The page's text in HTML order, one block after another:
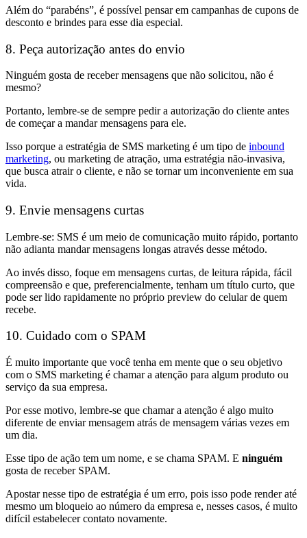
Além do “parabéns”, é possível pensar em campanhas de cupons de
desconto e brindes para esse dia especial.
8. Peça autorização antes do envio
Ninguém gosta de receber mensagens que não solicitou, não é
mesmo?
Portanto, lembre-se de sempre pedir a autorização do cliente antes
de começar a mandar mensagens para ele.
Isso porque a estratégia de SMS marketing é um tipo de inbound
marketing, ou marketing de atração, uma estratégia não-invasiva,
que busca atrair o cliente, e não se tornar um inconveniente em sua
vida.
9. Envie mensagens curtas
Lembre-se: SMS é um meio de comunicação muito rápido, portanto
não adianta mandar mensagens longas através desse método.
Ao invés disso, foque em mensagens curtas, de leitura rápida, fácil
compreensão e que, preferencialmente, tenham um título curto, que
pode ser lido rapidamente no próprio preview do celular de quem
recebe.
10. Cuidado com o SPAM
É muito importante que você tenha em mente que o seu objetivo
com o SMS marketing é chamar a atenção para algum produto ou
serviço da sua empresa.
Por esse motivo, lembre-se que chamar a atenção é algo muito
diferente de enviar mensagem atrás de mensagem várias vezes em
um dia.
Esse tipo de ação tem um nome, e se chama SPAM. E ninguém
gosta de receber SPAM.
Apostar nesse tipo de estratégia é um erro, pois isso pode render até
mesmo um bloqueio ao número da empresa e, nesses casos, é muito
difícil estabelecer contato novamente.